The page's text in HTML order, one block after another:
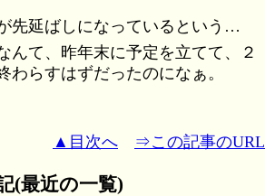
先延ばしになっているという…
んて、昨年末に予定を立てて、２
わらすはずだったのになぁ。
▲目次へ ⇒この記事のURL
(最近の一覧)